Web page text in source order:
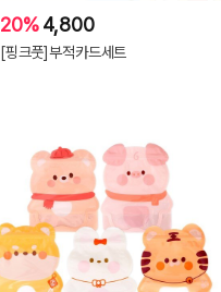
20%4,800
[핑크풋]부적카드세트